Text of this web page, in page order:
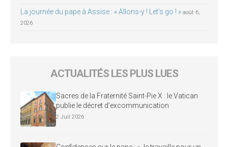
La journée du pape à Assise : « Allons-y ! Let’s go ! » août 6,
2026
ACTUALITÉS LES PLUS LUES
Sacres de la Fraternité Saint-Pie X : le Vatican
publie le décret d’excommunication
2 Juil 2026